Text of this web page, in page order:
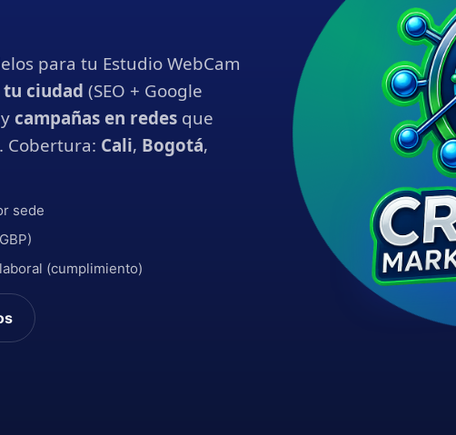
para tu Estudio WebCam
tu ciudad (SEO + Google
ycampañas en redes que
Cobertura: Cali, Bogotá,
sede
(cumplimiento)